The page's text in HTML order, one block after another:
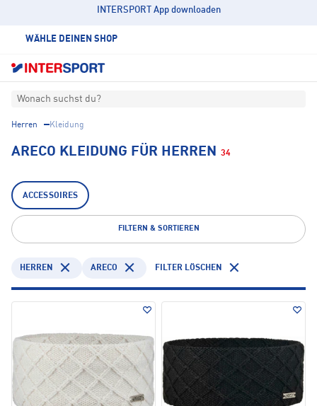
INTERSPORT App downloaden
WÄHLE DEINEN SHOP
Wonach suchst du?
Herren Kleidung
ARECO KLEIDUNG FÜR HERREN 34
ACCESSOIRES
FILTERN & SORTIEREN
HERREN ARECO FILTER LÖSCHEN